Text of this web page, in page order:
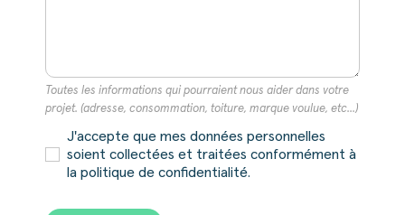
Toutes les informations qui pourraient nous aider dans votre
projet. (adresse, consommation, toiture, marque voulue, etc...)
J'accepte que mes données personnelles
soient collectées et traitées conformément à
la politique de confidentialité.